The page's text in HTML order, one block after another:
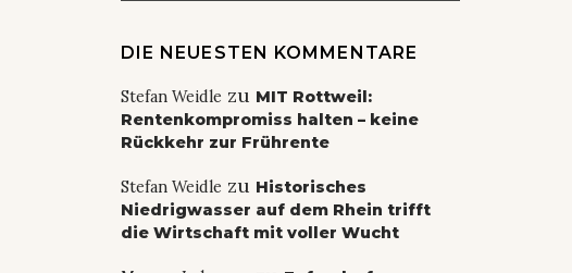
DIE NEUESTEN KOMMENTARE
Stefan Weidle zu MIT Rottweil:
Rentenkompromiss halten – keine
Rückkehr zur Frührente
Stefan Weidle zu Historisches
Niedrigwasser auf dem Rhein trifft
die Wirtschaft mit voller Wucht